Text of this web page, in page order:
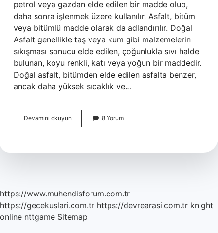
petrol veya gazdan elde edilen bir madde olup,
daha sonra işlenmek üzere kullanılır. Asfalt, bitüm
veya bitümlü madde olarak da adlandırılır. Doğal
Asfalt genellikle taş veya kum gibi malzemelerin
sıkışması sonucu elde edilen, çoğunlukla sıvı halde
bulunan, koyu renkli, katı veya yoğun bir maddedir.
Doğal asfalt, bitümden elde edilen asfalta benzer,
ancak daha yüksek sıcaklık ve…
Devamını okuyun
asfalt
8 Yorum
https://www.muhendisforum.com.tr
https://gecekuslari.com.tr https://devrearasi.com.tr knight
online nttgame Sitemap